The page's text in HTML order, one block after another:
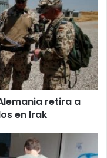
retira a
en Irak